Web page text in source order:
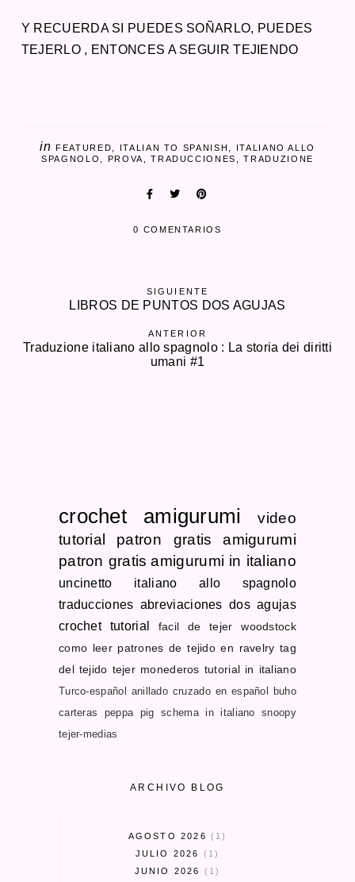
Y RECUERDA SI PUEDES SOÑARLO, PUEDES
TEJERLO , ENTONCES A SEGUIR TEJIENDO
in FEATURED ITALIAN TO SPANISH
ITALIANO ALLO
SPAGNOLO
PROVA TRADUCCIONES TRADUZIONE
0 COMENTARIOS
SIGUIENTE
LIBROS DE PUNTOS DOS AGUJAS
ANTERIOR
Traduzione italiano allo spagnolo : La storia dei diritti
umani #1
crochet amigurumi
video
tutorial
patron gratis
amigurumi
patron gratis amigurumi in italiano
uncinetto
italiano allo spagnolo
traducciones abreviaciones dos agujas
crochet tutorial
facil de tejer
woodstock
como leer patrones de tejido en ravelry tag
del tejido tejer monederos tutorial in italiano
Turco-español anillado cruzado en español
buho
carteras
peppa pig schema in italiano
snoopy
tejer-medias
ARCHIVO BLOG
AGOSTO 2026
1
JULIO 2026
1
JUNIO 2026
1